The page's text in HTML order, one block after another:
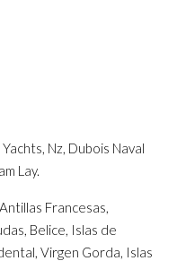
Nz, Dubois Naval
Lay.
Francesas,
Belice, Islas de
Virgen Gorda, Islas